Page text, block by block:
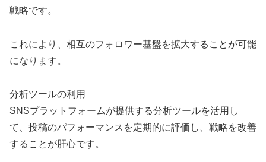
戦略です。
これにより、相互のフォロワー基盤を拡大することが可能
になります。
分析ツールの利用
SNSプラットフォームが提供する分析ツールを活用し
て、投稿のパフォーマンスを定期的に評価し、戦略を改善
することが肝心です。